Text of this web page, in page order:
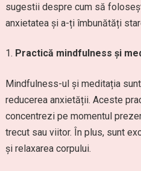
sugestii despre cum să
anxietatea și a-ți îmbunătăți
Practică mindfulness și
Mindfulness-ul și meditația
reducerea anxietății. Aceste
concentrezi pe momentul
trecut sau viitor. În plus, sunt
și relaxarea corpului.